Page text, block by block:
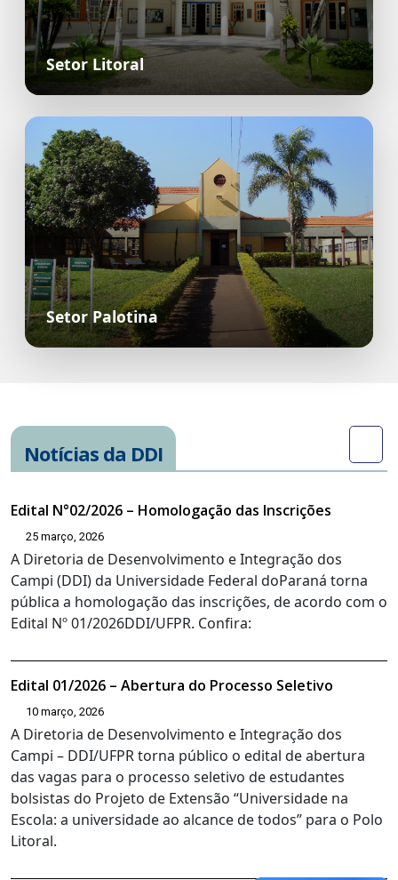
Setor Litoral
Setor Palotina
Notícias da DDI
Edital N°02/2026 – Homologação das Inscrições
25 março, 2026
A Diretoria de Desenvolvimento e Integração dos
Campi (DDI) da Universidade Federal doParaná torna
pública a homologação das inscrições, de acordo com o
Edital Nº 01/2026DDI/UFPR. Confira:
Edital 01/2026 – Abertura do Processo Seletivo
10 março, 2026
A Diretoria de Desenvolvimento e Integração dos
Campi – DDI/UFPR torna público o edital de abertura
das vagas para o processo seletivo de estudantes
bolsistas do Projeto de Extensão “Universidade na
Escola: a universidade ao alcance de todos” para o Polo
Litoral.